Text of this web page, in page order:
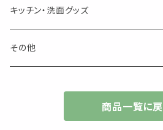
チューブ
スライドケース
アロマストーン
フック・マグネット・画鋲
ステッカー・マスキングテープ・付箋
ウォールアイテム
フック・マグネット・画鋲
収納・小物トレー
ブローチ・ピンバッチ
ピアス
キッチン・洗面グッズ
カトラリー
その他
商品一覧に